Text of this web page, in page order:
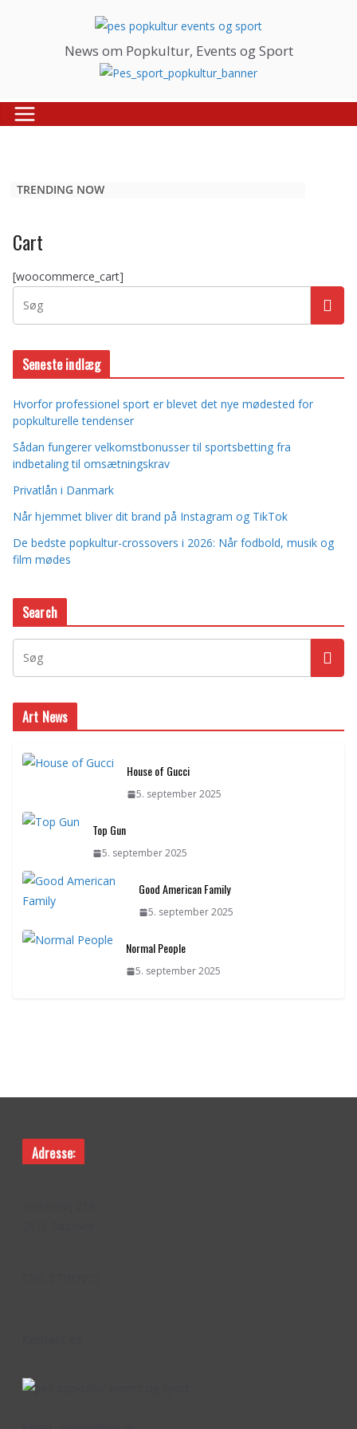
News om Popkultur, Events og Sport
TRENDING NOW
Cart
[woocommerce_cart]
Seneste indlæg
Hvorfor professionel sport er blevet det nye mødested for
popkulturelle tendenser
Sådan fungerer velkomstbonusser til sportsbetting fra
indbetaling til omsætningskrav
Privatlån i Danmark
Når hjemmet bliver dit brand på Instagram og TikTok
De bedste popkultur-crossovers i 2026: Når fodbold, musik og
film mødes
Search
Art News
House of Gucci
5. september 2025
Top Gun
5. september 2025
Good American Family
5. september 2025
Normal People
5. september 2025
Adresse: